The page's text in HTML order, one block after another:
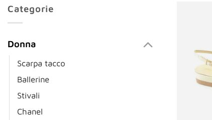
Categorie
Donna
Scarpa tacco
Ballerine
Stivali
Chanel